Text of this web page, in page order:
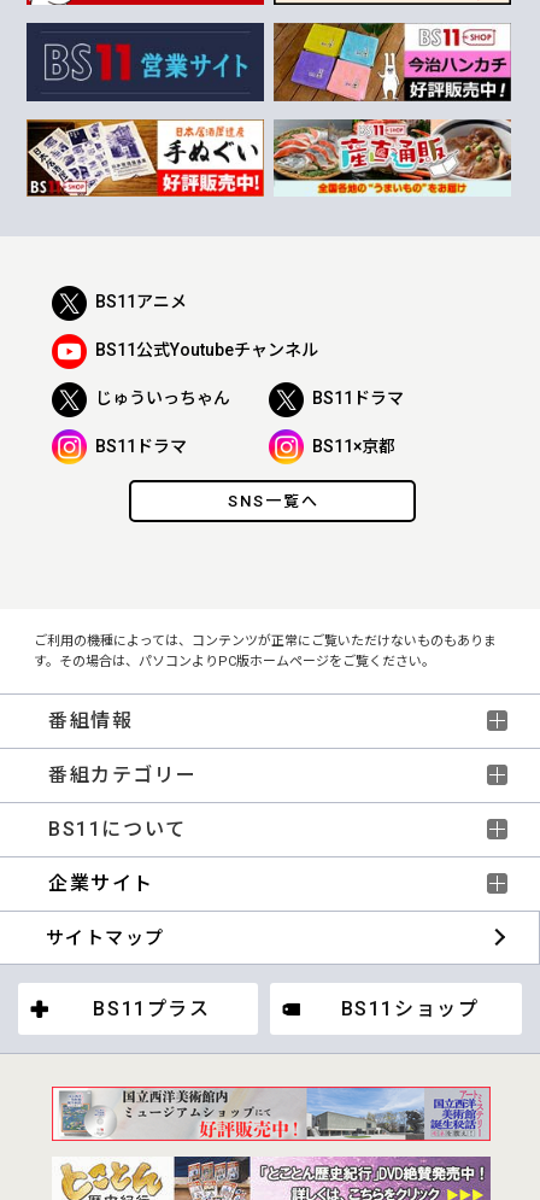
SNS一覧へ
BS11アニメ
BS11公式Youtubeチャンネル
じゅういっちゃん BS11ドラマ
BS11ドラマ BS11×京都
ご利用の機種によっては、コンテンツが正常にご覧いただけないものもありま
す。その場合は、パソコンよりPC版ホームページをご覧ください。
番組情報
番組カテゴリー
BS11について
企業サイト
サイトマップ
BS11プラス BS11ショップ